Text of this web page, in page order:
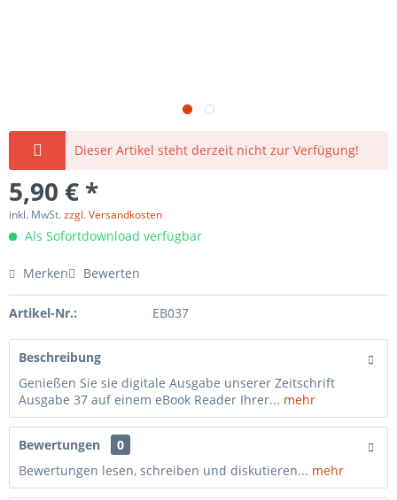
Dieser Artikel steht derzeit nicht zur Verfügung!
5,90 € *
inkl. MwSt.zzgl. Versandkosten
Als Sofortdownload verfügbar
Merken Bewerten
Artikel-Nr.: EB037
Beschreibung
Genießen Sie sie digitale Ausgabe unserer Zeitschrift
Ausgabe 37 auf einem eBook Reader Ihrer... mehr
Bewertungen
0
Bewertungen lesen, schreiben und diskutieren... mehr